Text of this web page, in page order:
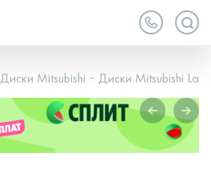
Диски Mitsubishi Диски Mitsubishi